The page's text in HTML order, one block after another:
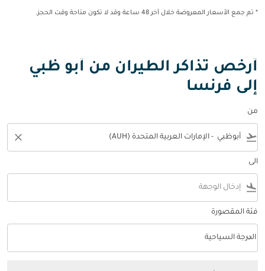
* تم جمع الأسعار المعروضة خلال آخر 48 ساعة وقد لا تكون متاحة وقت الحجز.
أرخص تذاكر الطيران من أبو ظبي
إلى فرنسا
من
flight_takeoff
close
الى
flight_land
فئة المقصورة
فئة المقصورة option الدرجة السياحية Selected
الدرجة السياحية
keyboard_arrow_down